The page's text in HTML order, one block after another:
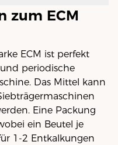
zum ECM
ECM ist perfekt
periodische
Das Mittel kann
Eine Packung
ein Beutel je
1-2 Entkalkungen